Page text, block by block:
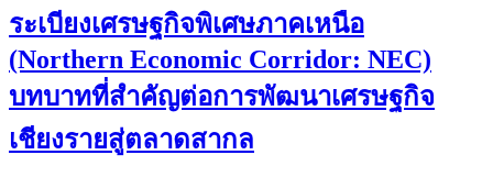
ระเบียงเศรษฐกิจพิเศษภาคเหนือ
(Northern Economic Corridor: NEC)
บทบาทที่สำคัญต่อการพัฒนาเศรษฐกิจ
เชียงรายสู่ตลาดสากล